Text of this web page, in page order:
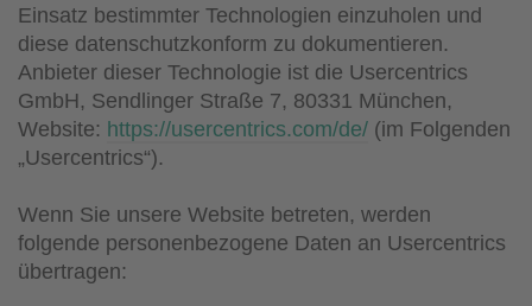
Einsatz bestimmter Technologien einzuholen und
diese datenschutzkonform zu dokumentieren.
Anbieter dieser Technologie ist die Usercentrics
GmbH, Sendlinger Straße 7, 80331 München,
Website: https://usercentrics.com/de/ (im Folgenden
„Usercentrics“).
Wenn Sie unsere Website betreten, werden
folgende personenbezogene Daten an Usercentrics
übertragen: